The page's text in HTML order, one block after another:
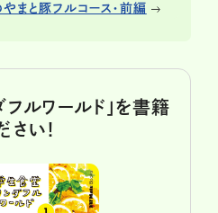
まと豚フルコース・前編
フルワールド」を書籍
い！